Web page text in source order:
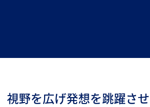
視野を広げ発想を跳躍さ